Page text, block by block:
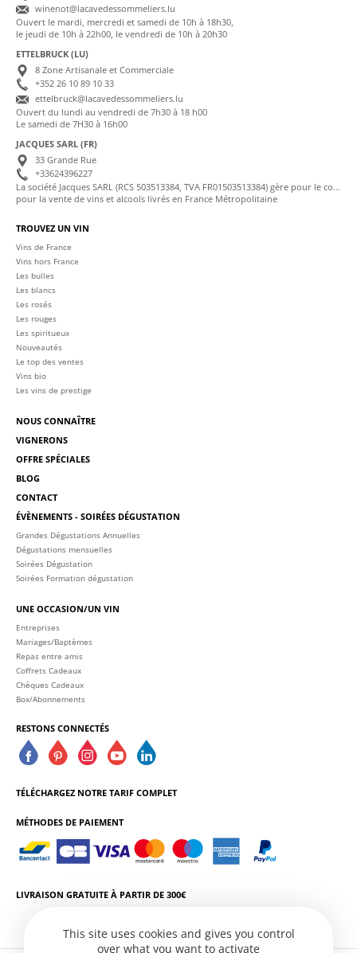
winenot@lacavedessommeliers.lu
Ouvert le mardi, mercredi et samedi de 10h à 18h30,
le jeudi de 10h à 22h00, le vendredi de 10h à 20h30
ETTELBRUCK (LU)
8 Zone Artisanale et Commerciale
+352 26 10 89 10 33
ettelbruck@lacavedessommeliers.lu
Ouvert du lundi au vendredi de 7h30 à 18 h00
Le samedi de 7H30 à 16h00
JACQUES SARL (FR)
33 Grande Rue
+33624396227
La société Jacques SARL (RCS 503513384, TVA FR01503513384) gère pour le compte de La Cave des Sommeliers les transactions bancaires et la facturation
pour la vente de vins et alcools livrés en France Métropolitaine
TROUVEZ UN VIN
Vins de France
Vins hors France
Les bulles
Les blancs
Les rosés
Les rouges
Les spiritueux
Nouveautés
Le top des ventes
Vins bio
Les vins de prestige
NOUS CONNAÎTRE
VIGNERONS
OFFRE SPÉCIALES
BLOG
CONTACT
ÉVÈNEMENTS - SOIRÉES DÉGUSTATION
Grandes Dégustations Annuelles
Dégustations mensuelles
Soirées Dégustation
Soirées Formation dégustation
UNE OCCASION/UN VIN
Entreprises
Mariages/Baptèmes
Repas entre amis
Coffrets Cadeaux
Chèques Cadeaux
Box/Abonnements
RESTONS CONNECTÉS
TÉLÉCHARGEZ NOTRE TARIF COMPLET
MÉTHODES DE PAIEMENT
LIVRAISON GRATUITE À PARTIR DE 300€
This site uses cookies and gives you control
over what you want to activate